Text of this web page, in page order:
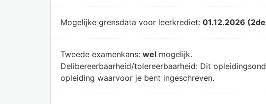
Mogelijke grensdata voor leerkrediet: 01.12.2026
Tweede examenkans: wel mogelijk.
Delibereerbaarheid/tolereerbaarheid: Dit
opleiding waarvoor je bent ingeschreven.